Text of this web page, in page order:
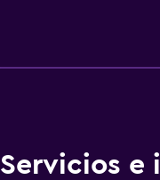
Servicios e